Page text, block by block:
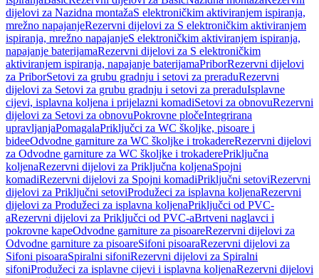
dijelovi za Nazidna montažaS elektroničkim aktiviranjem ispiranja,
mrežno napajanjeRezervni dijelovi za S elektroničkim aktiviranjem
ispiranja, mrežno napajanjeS elektroničkim aktiviranjem ispiranja,
napajanje baterijamaRezervni dijelovi za S elektroničkim
aktiviranjem ispiranja, napajanje baterijamaPriborRezervni dijelovi
za PriborSetovi za grubu gradnju i setovi za preraduRezervni
dijelovi za Setovi za grubu gradnju i setovi za preraduIsplavne
cijevi, isplavna koljena i prijelazni komadiSetovi za obnovuRezervni
dijelovi za Setovi za obnovuPokrovne pločeIntegrirana
upravljanjaPomagalaPriključci za WC školjke, pisoare i
bideeOdvodne garniture za WC školjke i trokadereRezervni dijelovi
za Odvodne garniture za WC školjke i trokaderePriključna
koljenaRezervni dijelovi za Priključna koljenaSpojni
komadiRezervni dijelovi za Spojni komadiPriključni setoviRezervni
dijelovi za Priključni setoviProdužeci za isplavna koljenaRezervni
dijelovi za Produžeci za isplavna koljenaPriključci od PVC-
aRezervni dijelovi za Priključci od PVC-aBrtveni naglavci i
pokrovne kapeOdvodne garniture za pisoareRezervni dijelovi za
Odvodne garniture za pisoareSifoni pisoaraRezervni dijelovi za
Sifoni pisoaraSpiralni sifoniRezervni dijelovi za Spiralni
sifoniProdužeci za isplavne cijevi i isplavna koljenaRezervni dijelovi